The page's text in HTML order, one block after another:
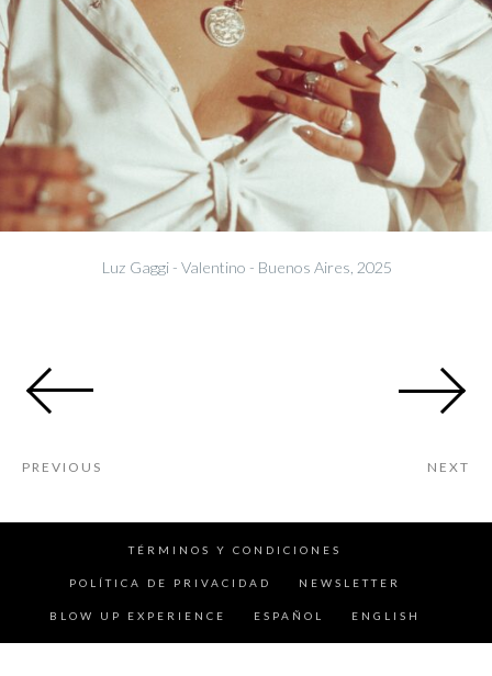
Luz Gaggi - Valentino - Buenos Aires, 2025
PREVIOUS NEXT
TÉRMINOS Y CONDICIONES
POLÍTICA DE PRIVACIDAD NEWSLETTER
BLOW UP EXPERIENCE ESPAÑOL ENGLISH